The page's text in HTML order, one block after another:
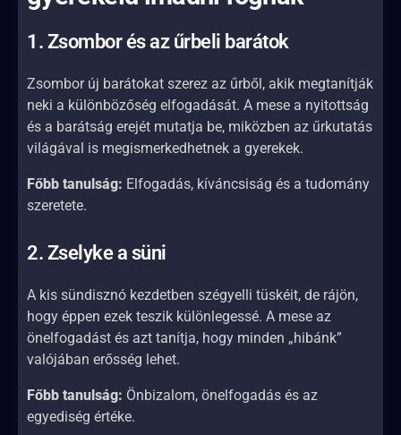
1. Zsombor és az űrbeli barátok
Zsombor új barátokat szerez az űrből, akik megtanítják
neki a különbözőség elfogadását. A mese a nyitottság
és a barátság erejét mutatja be, miközben az űrkutatás
világával is megismerkedhetnek a gyerekek.
Főbb tanulság: Elfogadás, kíváncsiság és a tudomány
szeretete.
2. Zselyke a süni
A kis sündisznó kezdetben szégyelli tüskéit, de rájön,
hogy éppen ezek teszik különlegessé. A mese az
önelfogadást és azt tanítja, hogy minden „hibánk”
valójában erősség lehet.
Főbb tanulság: Önbizalom, önelfogadás és az
egyediség értéke.